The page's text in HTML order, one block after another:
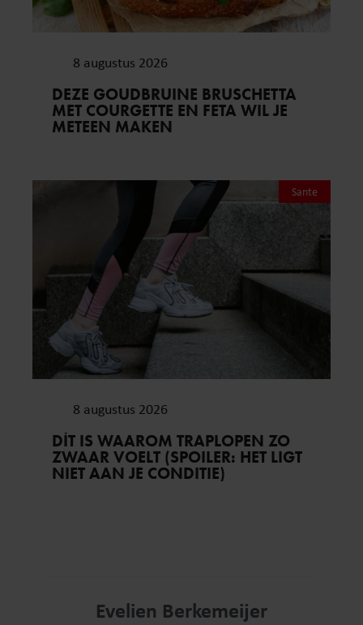
8 augustus 2026
DEZE GOUDBRUINE BRUSCHETTA
MET COURGETTE EN FETA WIL JE
METEEN MAKEN
Sante
8 augustus 2026
DÍT IS WAAROM TRAPLOPEN ZO
ZWAAR VOELT (SPOILER: HET LIGT
NIET AAN JE CONDITIE)
Evelien Berkemeijer